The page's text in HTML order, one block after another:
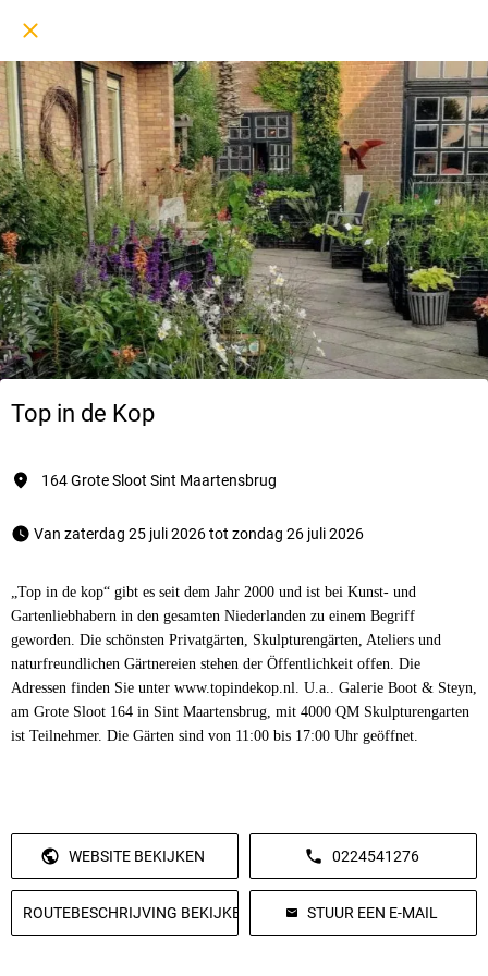
Top in de Kop
164 Grote Sloot Sint Maartensbrug
Van zaterdag 25 juli 2026 tot zondag 26 juli 2026
„Top in de kop“ gibt es seit dem Jahr 2000 und ist bei Kunst- und
Gartenliebhabern in den gesamten Niederlanden zu einem Begriff
geworden. Die schönsten Privatgärten, Skulpturengärten, Ateliers und
naturfreundlichen Gärtnereien stehen der Öffentlichkeit offen. Die
Adressen finden Sie unter www.topindekop.nl. U.a.. Galerie Boot & Steyn,
am Grote Sloot 164 in Sint Maartensbrug, mit 4000 QM Skulpturengarten
ist Teilnehmer. Die Gärten sind von 11:00 bis 17:00 Uhr geöffnet.
WEBSITE BEKIJKEN 0224541276
ROUTEBESCHRIJVING BEKIJKEN STUUR EEN E-MAIL